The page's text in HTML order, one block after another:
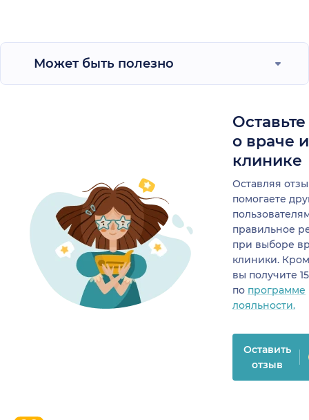
Может быть полезно
о враче
клинике
Оставляя
помогаете
правильное
при выборе
клиники.
вы получите
по программе
лояльности.
Оставить
отзыв